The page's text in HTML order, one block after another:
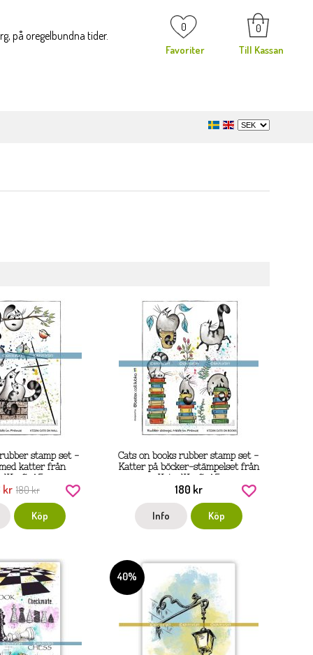
0
Favoriter
0
Till Kassan
på oregelbundna tider.
stamp set -
katter från
A5
kr 180 kr
Köp
Cats on books rubber stamp set -
Katter på böcker-stämpelset från
KatzelKraft A5
180 kr
Info Köp
40%